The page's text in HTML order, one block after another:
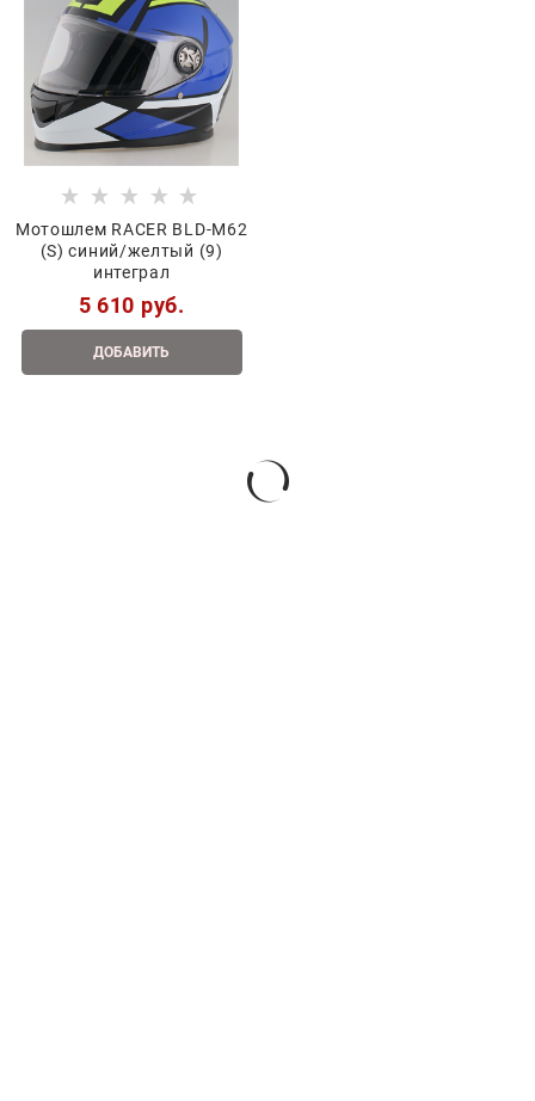
Мотошлем RACER BLD-M62
(S) синий/желтый (9)
интеграл
5 610 руб.
ДОБАВИТЬ